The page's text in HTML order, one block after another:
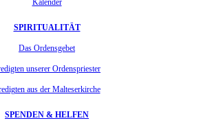
Kalender
SPIRITUALITÄT
Das Ordensgebet
unserer Ordenspriester
aus der Malteserkirche
SPENDEN & HELFEN